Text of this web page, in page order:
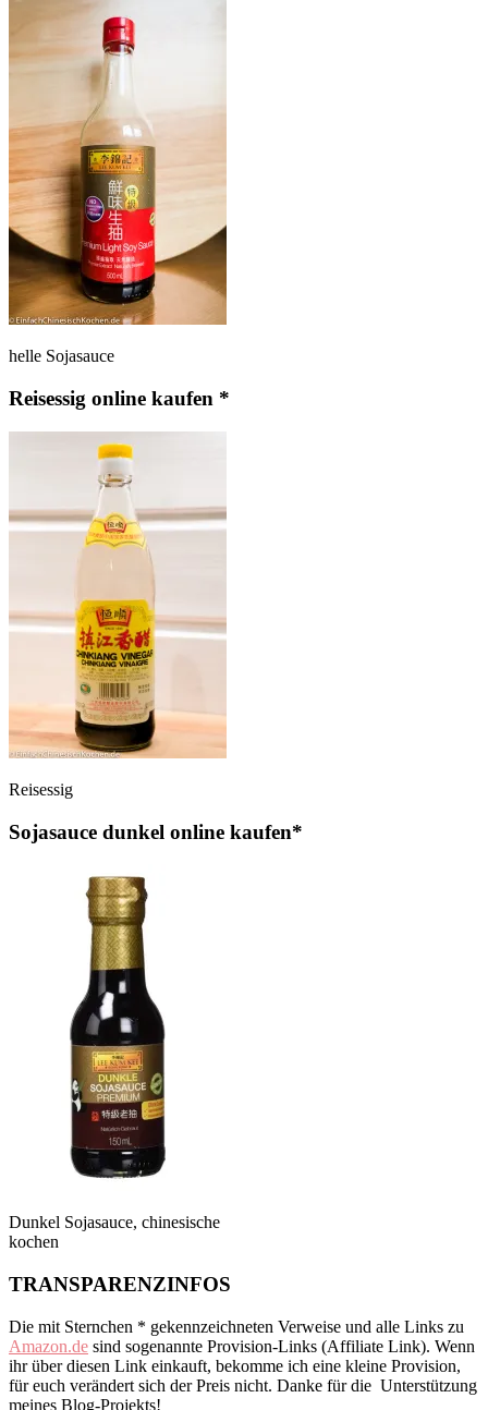
helle Sojasauce
Reisessig online kaufen *
Reisessig
Sojasauce dunkel online kaufen*
Dunkel Sojasauce, chinesische
kochen
TRANSPARENZINFOS
Die mit Sternchen * gekennzeichneten Verweise und alle Links zu
Amazon.de sind sogenannte Provision-Links (Affiliate Link). Wenn
ihr über diesen Link einkauft, bekomme ich eine kleine Provision,
für euch verändert sich der Preis nicht. Danke für die Unterstützung
meines Blog-Projekts!